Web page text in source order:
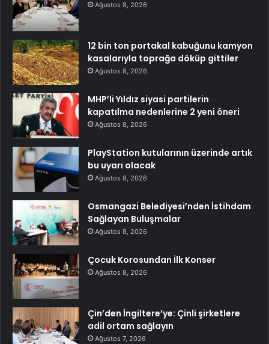
Ağustos 8, 2026
12 bin ton portakal kabuğunu kamyon
kasalarıyla toprağa döküp gittiler
Ağustos 8, 2026
MHP’li Yıldız siyasi partilerin
kapatılma nedenlerine 2 yeni öneri
Ağustos 8, 2026
PlayStation kutularının üzerinde artık
bu uyarı olacak
Ağustos 8, 2026
Osmangazi Belediyesi’nden İstihdam
Sağlayan Buluşmalar
Ağustos 8, 2026
Çocuk Korosundan İlk Konser
Ağustos 8, 2026
Çin’den İngiltere’ye: Çinli şirketlere
adil ortam sağlayın
Ağustos 7, 2026